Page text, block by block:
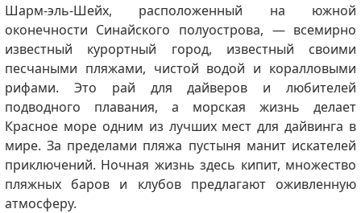
Шарм-эль-Шейх, расположенный на южной
оконечности Синайского полуострова, — всемирно
известный курортный город, известный своими
песчаными пляжами, чистой водой и коралловыми
рифами. Это рай для дайверов и любителей
подводного плавания, а морская жизнь делает
Красное море одним из лучших мест для дайвинга в
мире. За пределами пляжа пустыня манит искателей
приключений. Ночная жизнь здесь кипит, множество
пляжных баров и клубов предлагают оживленную
атмосферу.